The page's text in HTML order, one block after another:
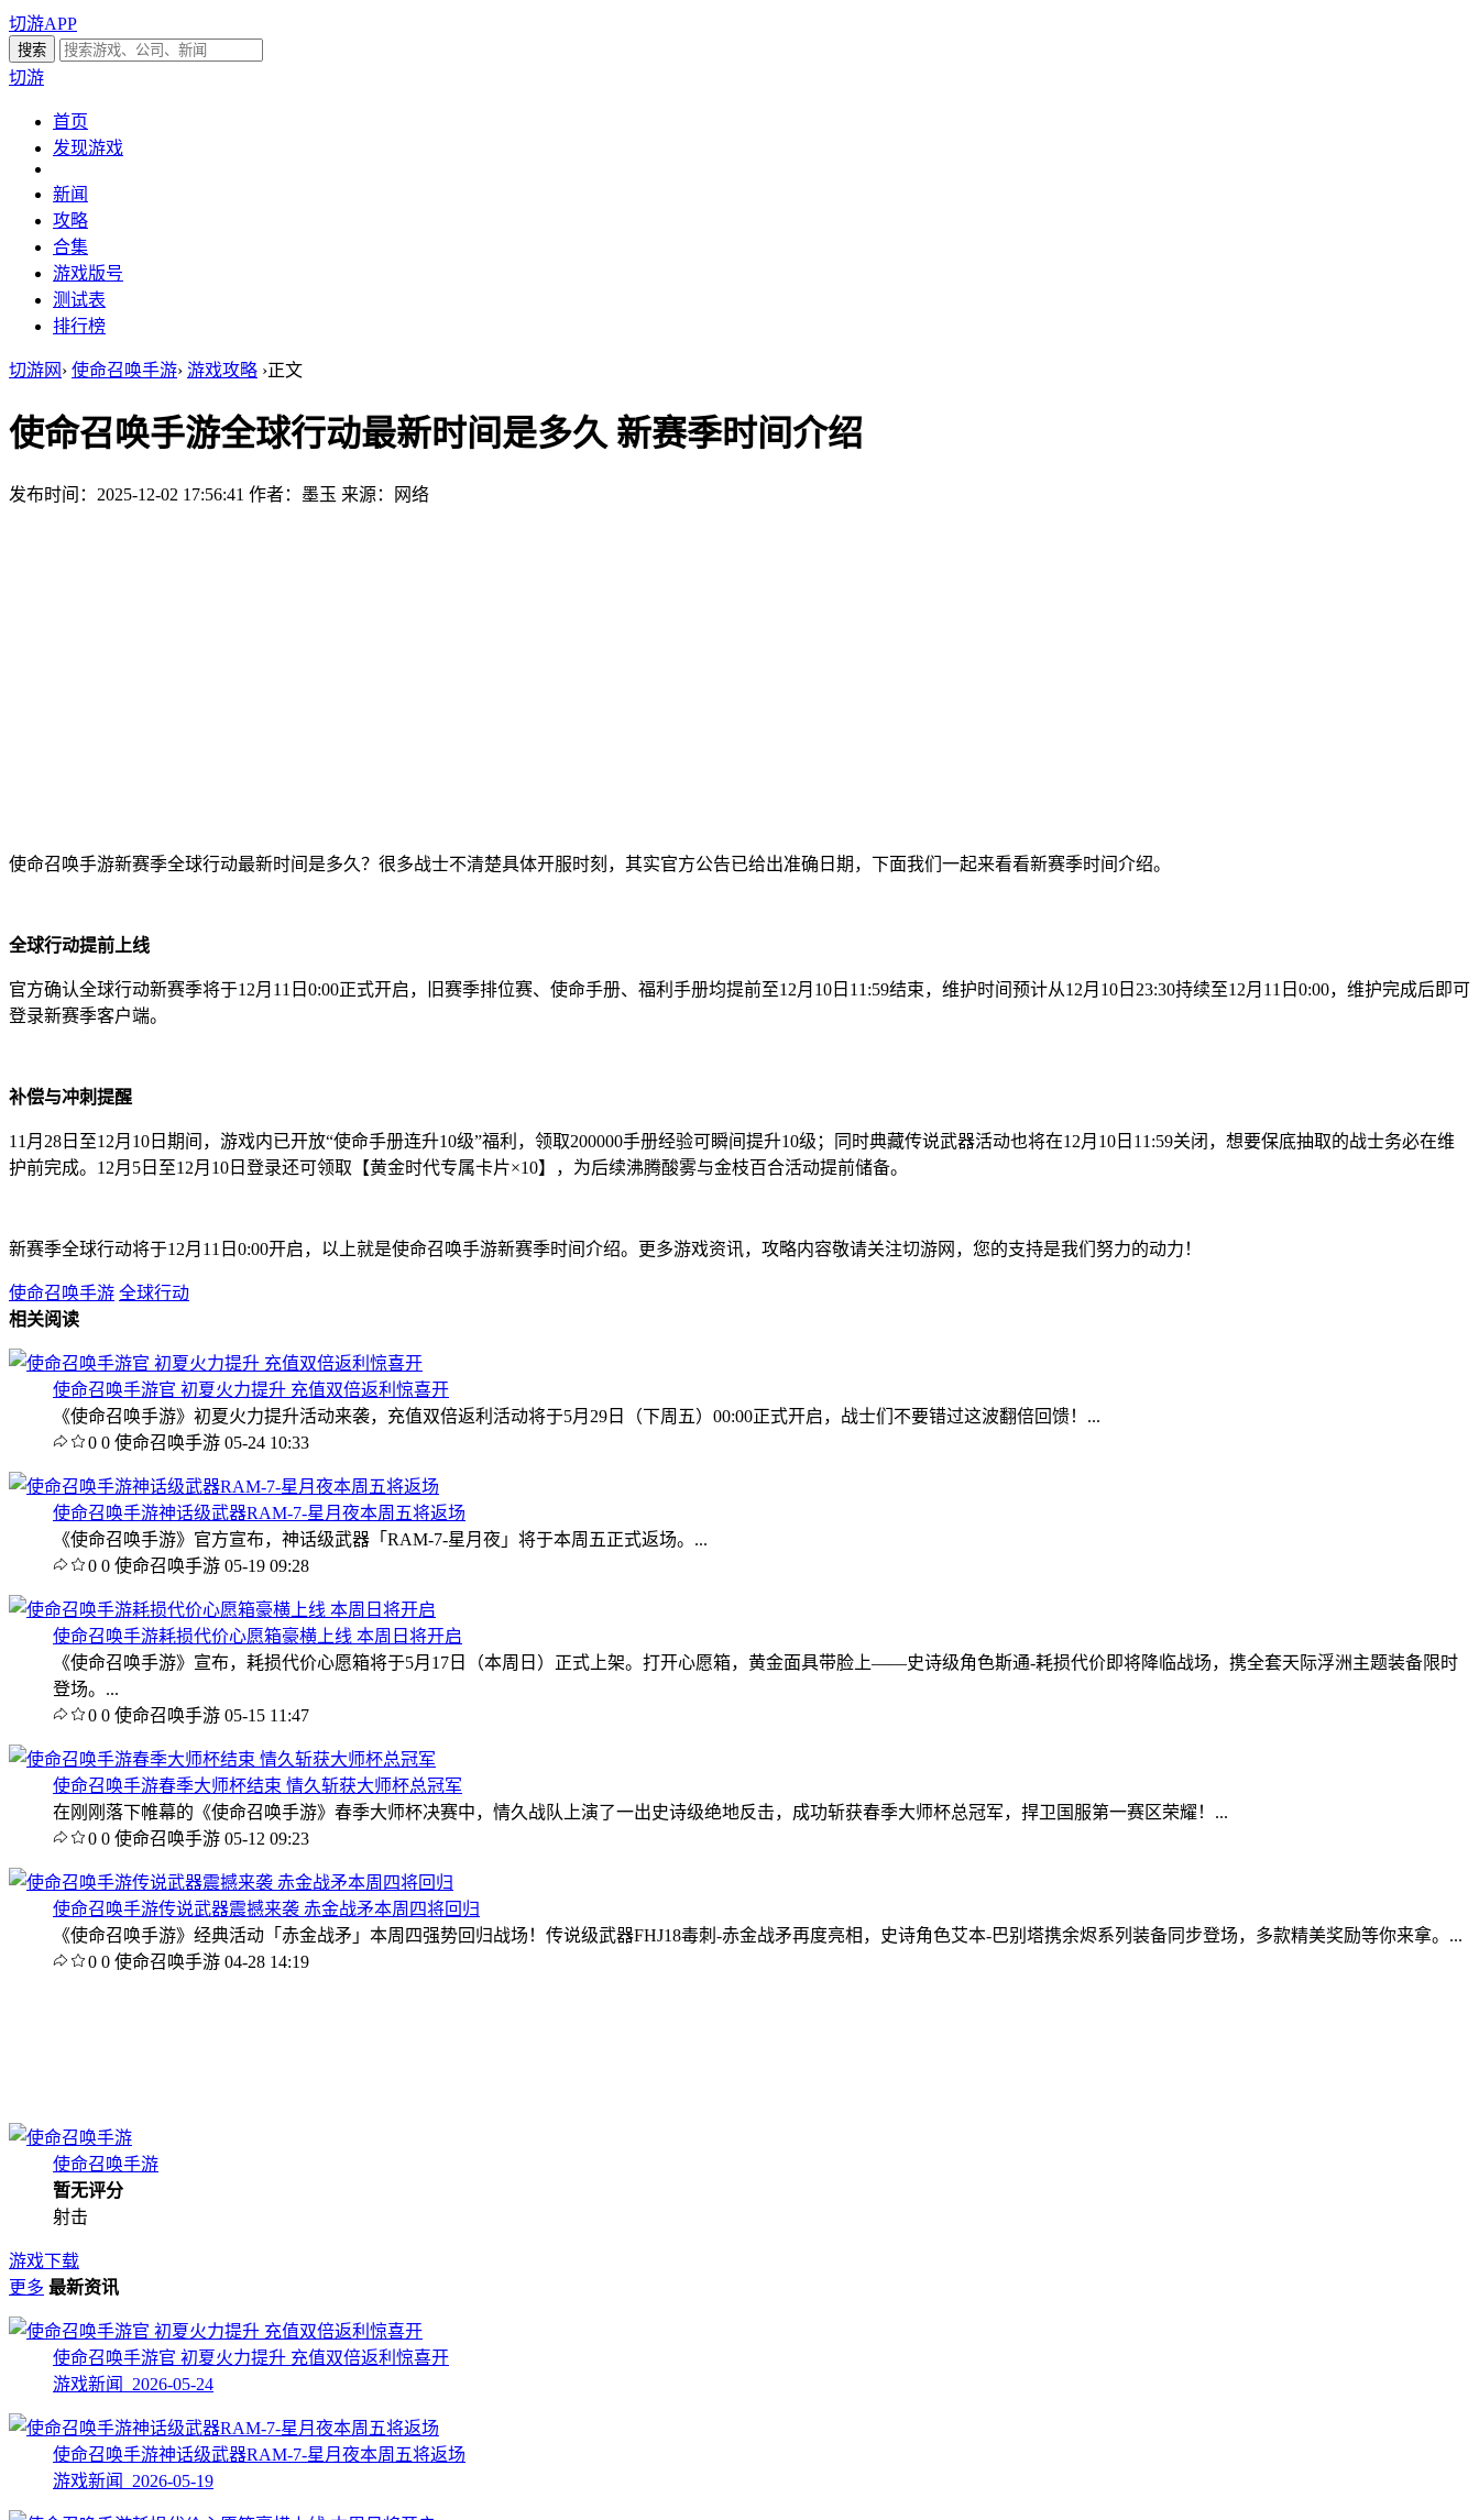
切游APP
切游
首页
发现游戏
新闻
攻略
合集
游戏版号
测试表
排行榜
切游网 › 使命召唤手游› 游戏攻略 ›正文
使命召唤手游全球行动最新时间是多久 新赛季时间介绍
发布时间：2025-12-02 17:56:41 作者：墨玉 来源：网络
使命召唤手游新赛季全球行动最新时间是多久？很多战士不清楚具体开服时刻，其实官方公告已给出准确日期，下面我们一起来看看新赛季时间介绍。
全球行动提前上线
官方确认全球行动新赛季将于12月11日0:00正式开启，旧赛季排位赛、使命手册、福利手册均提前至12月10日11:59结束，维护时间预计从12月10日23:30持续至12月11日0:00，维护完成后即可
登录新赛季客户端。
补偿与冲刺提醒
11月28日至12月10日期间，游戏内已开放“使命手册连升10级”福利，领取200000手册经验可瞬间提升10级；同时典藏传说武器活动也将在12月10日11:59关闭，想要保底抽取的战士务必在维
护前完成。12月5日至12月10日登录还可领取【黄金时代专属卡片×10】，为后续沸腾酸雾与金枝百合活动提前储备。
新赛季全球行动将于12月11日0:00开启，以上就是使命召唤手游新赛季时间介绍。更多游戏资讯，攻略内容敬请关注切游网，您的支持是我们努力的动力！
使命召唤手游 全球行动
相关阅读
使命召唤手游官 初夏火力提升 充值双倍返利惊喜开
《使命召唤手游》初夏火力提升活动来袭，充值双倍返利活动将于5月29日（下周五）00:00正式开启，战士们不要错过这波翻倍回馈！...
0 0 使命召唤手游 05-24 10:33
使命召唤手游神话级武器RAM-7-星月夜本周五将返场
《使命召唤手游》官方宣布，神话级武器「RAM-7-星月夜」将于本周五正式返场。...
0 0 使命召唤手游 05-19 09:28
使命召唤手游耗损代价心愿箱豪横上线 本周日将开启
《使命召唤手游》宣布，耗损代价心愿箱将于5月17日（本周日）正式上架。打开心愿箱，黄金面具带脸上——史诗级角色斯通-耗损代价即将降临战场，携全套天际浮洲主题装备限时
登场。...
0 0 使命召唤手游 05-15 11:47
使命召唤手游春季大师杯结束 情久斩获大师杯总冠军
在刚刚落下帷幕的《使命召唤手游》春季大师杯决赛中，情久战队上演了一出史诗级绝地反击，成功斩获春季大师杯总冠军，捍卫国服第一赛区荣耀！...
0 0 使命召唤手游 05-12 09:23
使命召唤手游传说武器震撼来袭 赤金战矛本周四将回归
《使命召唤手游》经典活动「赤金战矛」本周四强势回归战场！传说级武器FHJ18毒刺-赤金战矛再度亮相，史诗角色艾本-巴别塔携余烬系列装备同步登场，多款精美奖励等你来拿。...
0 0 使命召唤手游 04-28 14:19
使命召唤手游
暂无评分
射击
游戏下载
更多 最新资讯
使命召唤手游官 初夏火力提升 充值双倍返利惊喜开
游戏新闻 2026-05-24
使命召唤手游神话级武器RAM-7-星月夜本周五将返场
游戏新闻 2026-05-19